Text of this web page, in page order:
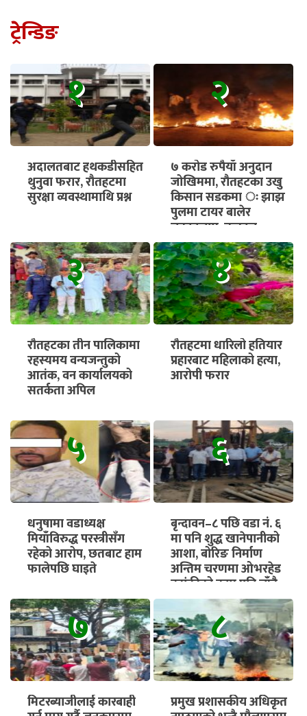
ट्रेन्डिङ
१
अदालतबाट हथकडीसहित
थुनुवा फरार, रौतहटमा
सुरक्षा व्यवस्थामाथि प्रश्न
२
७ करोड रुपैयाँ अनुदान
जोखिममा, रौतहटका उखु
किसान सडकमा ः झाझ
पुलमा टायर बालेर
चक्काजाम, तत्काल
भुक्तानी सुनिश्चित गर्न माग
३
रौतहटका तीन पालिकामा
रहस्यमय वन्यजन्तुको
आतंक, वन कार्यालयको
सतर्कता अपिल
४
रौतहटमा धारिलो हतियार
प्रहारबाट महिलाको हत्या,
आरोपी फरार
५
धनुषामा वडाध्यक्ष
मियाँविरुद्ध परस्त्रीसँग
रहेको आरोप, छतबाट हाम
फालेपछि घाइते
६
बृन्दावन–८ पछि वडा नं. ६
मा पनि शुद्ध खानेपानीको
आशा, बोरिङ निर्माण
अन्तिम चरणमा ओभरहेड
ट्यांकीको काम पनि चाँडै
सुरु हुने
७
मिटरब्याजीलाई कारबाही
८
प्रमुख प्रशासकीय अधिकृत